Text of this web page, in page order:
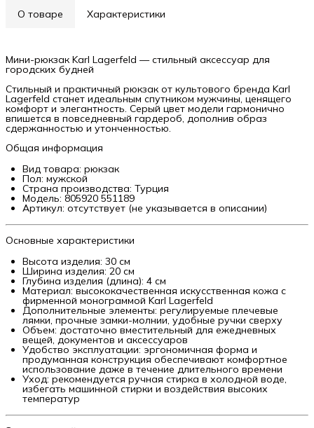
О товаре Характеристики
Мини-рюкзак Karl Lagerfeld — стильный аксессуар для
городских будней
Стильный и практичный рюкзак от культового бренда Karl
Lagerfeld станет идеальным спутником мужчины, ценящего
комфорт и элегантность. Серый цвет модели гармонично
впишется в повседневный гардероб, дополнив образ
сдержанностью и утонченностью.
Общая информация
Вид товара: рюкзак
Пол: мужской
Страна производства: Турция
Модель: 805920 551189
Артикул: отсутствует (не указывается в описании)
Основные характеристики
Высота изделия: 30 см
Ширина изделия: 20 см
Глубина изделия (длина): 4 см
Материал: высококачественная искусственная кожа с
фирменной монограммой Karl Lagerfeld
Дополнительные элементы: регулируемые плечевые
лямки, прочные замки-молнии, удобные ручки сверху
Объем: достаточно вместительный для ежедневных
вещей, документов и аксессуаров
Удобство эксплуатации: эргономичная форма и
продуманная конструкция обеспечивают комфортное
использование даже в течение длительного времени
Уход: рекомендуется ручная стирка в холодной воде,
избегать машинной стирки и воздействия высоких
температур